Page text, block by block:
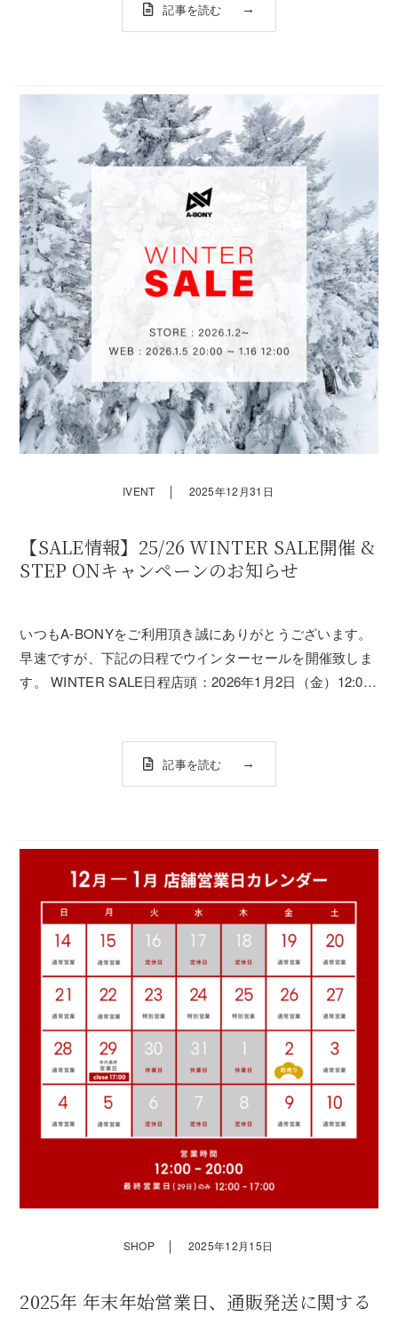
記事を読む
IVENT ｜ 2025年12月31日
【SALE情報】25/26 WINTER SALE開催 &
STEP ONキャンペーンのお知らせ
いつもA-BONYをご利用頂き誠にありがとうございます。
早速ですが、下記の日程でウインターセールを開催致しま
す。 WINTER SALE日程店頭：2026年1月2日（金）12:00
記事を読む
SHOP ｜ 2025年12月15日
2025年 年末年始営業日、通販発送に関する